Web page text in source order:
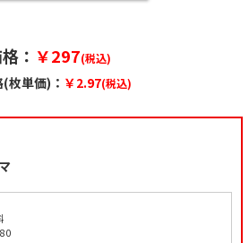
： ￥297(税込)
枚単価)： ￥2.97(税込)